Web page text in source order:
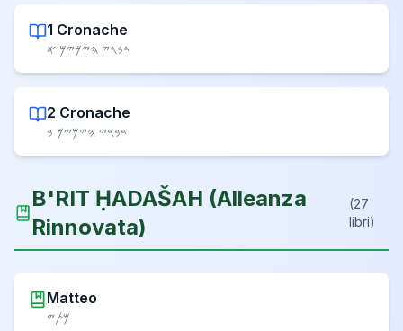
1 Cronache
𐤃𐤁𐤓𐤉 𐤄𐤉𐤌𐤉𐤌 𐤀
2 Cronache
𐤃𐤁𐤓𐤉 𐤄𐤉𐤌𐤉𐤌 𐤁
B'RIT ḤADAŠAH (Alleanza
Rinnovata)
(27
libri)
Matteo
𐤌𐤕𐤉